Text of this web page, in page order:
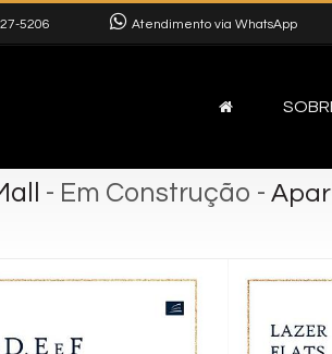
5206 Atendimento via WhatsApp
- Em Construção -